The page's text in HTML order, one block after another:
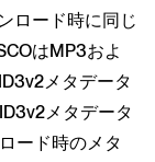
ロード時に同じ
はMP3およ
メタデータ
メタデータ
ード時のメタ